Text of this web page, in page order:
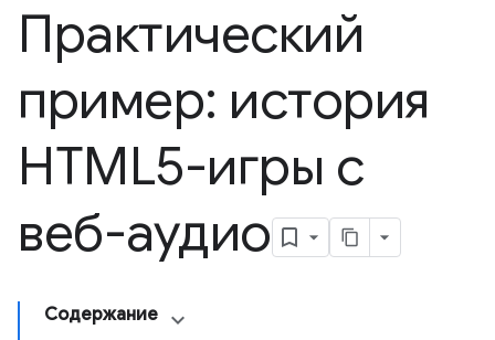
Практический
пример: история
HTML5-игры с
веб-аудио
Содержание